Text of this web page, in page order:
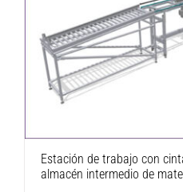
Estación de trabajo
almacén
Estación de trabajo con
almacén intermedio de